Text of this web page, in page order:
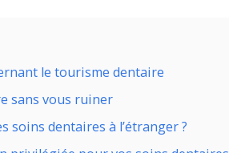
le tourisme dentaire
sans vous ruiner
soins dentaires à l’étranger ?